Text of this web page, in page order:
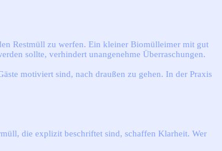
Restmüll zu werfen. Ein kleiner Biomülleimer mit gut
sollte, verhindert unangenehme Überraschungen.
motiviert sind, nach draußen zu gehen. In der Praxis
die explizit beschriftet sind, schaffen Klarheit. Wer